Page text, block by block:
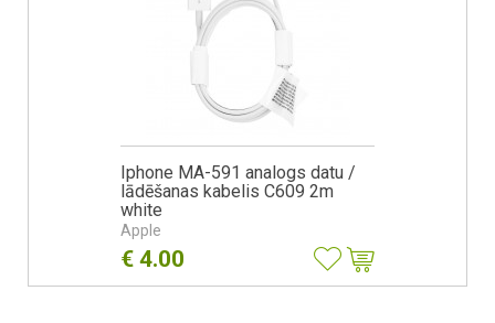
Iphone MA-591 analogs datu /
lādēšanas kabelis C609 2m
white
Apple
€ 4.00